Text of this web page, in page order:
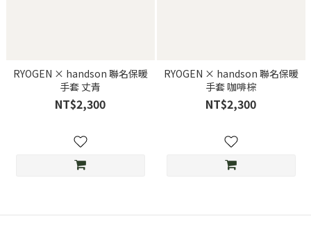
RYOGEN × handson 聯名保暖
手套 丈青
NT$2,300
RYOGEN × handson 聯名保暖
手套 咖啡棕
NT$2,300